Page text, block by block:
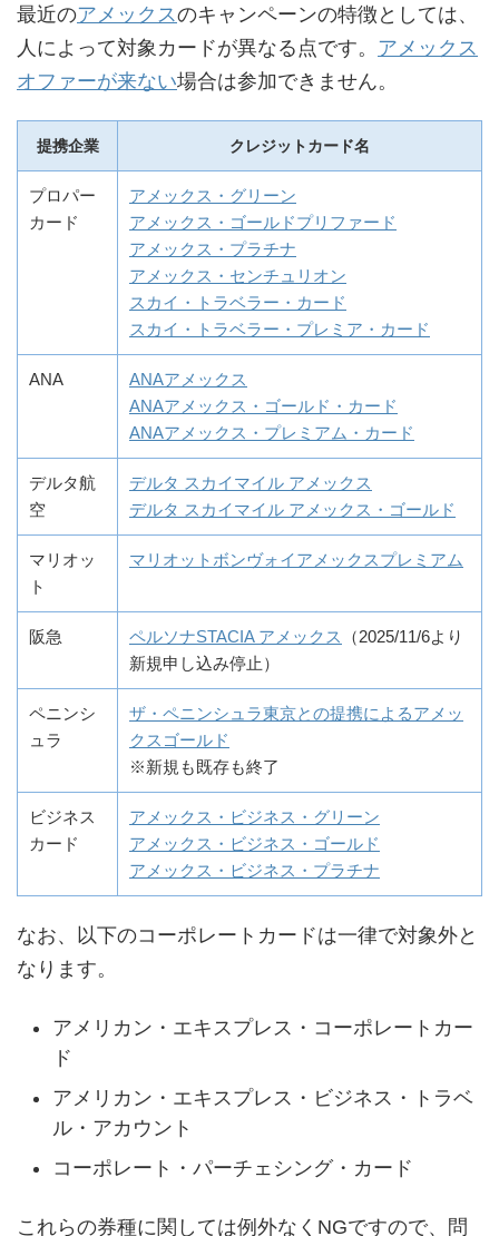
最近のアメックスのキャンペーンの特徴としては、
人によって対象カードが異なる点です。 アメックス
オファーが来ない場合は参加できません。
提携企業 クレジットカード名
プロパー
カード
アメックス・グリーン
アメックス・ゴールドプリファード
アメックス・プラチナ
アメックス・センチュリオン
スカイ・トラベラー・カード
スカイ・トラベラー・プレミア・カード
ANA
ANAアメックス
ANAアメックス・ゴールド・カード
ANAアメックス・プレミアム・カード
デルタ航
空
デルタ スカイマイル アメックス
デルタ スカイマイル アメックス・ゴールド
マリオッ
ト
マリオットボンヴォイアメックスプレミアム
阪急 ペルソナSTACIA アメックス
（2025/11/6より
新規申し込み停止）
ペニンシ
ュラ
ザ・ペニンシュラ東京との提携によるアメッ
クスゴールド
※新規も既存も終了
ビジネス
カード
アメックス・ビジネス・グリーン
アメックス・ビジネス・ゴールド
アメックス・ビジネス・プラチナ
なお、以下のコーポレートカードは一律で対象外と
なります。
アメリカン・エキスプレス・コーポレートカー
ド
アメリカン・エキスプレス・ビジネス・トラベ
ル・アカウント
コーポレート・パーチェシング・カード
これらの券種に関しては例外なくNGですので、問